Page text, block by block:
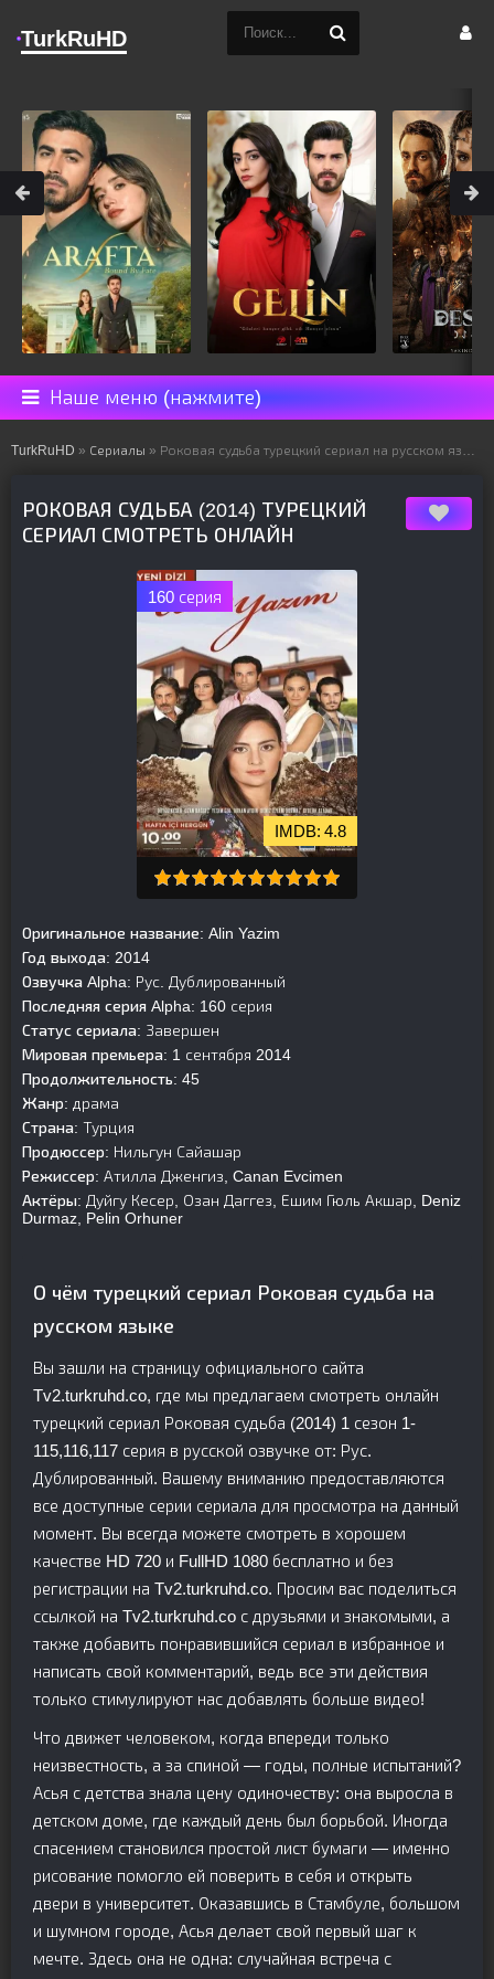
Наше меню (нажмите)
TurkRuHD » Сериалы » Роковая судьба турецкий сериал на русском языке все серии смотреть онлайн бесплатно подряд
РОКОВАЯ СУДЬБА (2014) ТУРЕЦКИЙ
СЕРИАЛ СМОТРЕТЬ ОНЛАЙН
160 серия
4.8
Оригинальное название: Alin Yazim
Год выхода: 2014
Озвучка Alpha: Рус. Дублированный
Последняя серия Alpha: 160 серия
Статус сериала: Завершен
Мировая премьера: 1 сентября 2014
Продолжительность: 45
Жанр: драма
Страна: Турция
Продюссер: Нильгун Сайашар
Режиссер: Атилла Дженгиз, Canan Evcimen
Актёры: Дуйгу Кесер, Озан Даггез, Ешим Гюль Акшар, Deniz
Durmaz, Pelin Orhuner
О чём турецкий сериал Роковая судьба на
русском языке
Вы зашли на страницу официального сайта
Tv2.turkruhd.co, где мы предлагаем смотреть онлайн
турецкий сериал Роковая судьба (2014) 1 сезон 1-
115,116,117 серия в русской озвучке от: Рус.
Дублированный. Вашему вниманию предоставляются
все доступные серии сериала для просмотра на данный
момент. Вы всегда можете смотреть в хорошем
качестве HD 720 и FullHD 1080 бесплатно и без
регистрации на Tv2.turkruhd.co. Просим вас поделиться
ссылкой на Tv2.turkruhd.co с друзьями и знакомыми, а
также добавить понравившийся сериал в избранное и
написать свой комментарий, ведь все эти действия
только стимулируют нас добавлять больше видео!
Что движет человеком, когда впереди только
неизвестность, а за спиной — годы, полные испытаний?
Асья с детства знала цену одиночеству: она выросла в
детском доме, где каждый день был борьбой. Иногда
спасением становился простой лист бумаги — именно
рисование помогло ей поверить в себя и открыть
двери в университет. Оказавшись в Стамбуле, большом
и шумном городе, Асья делает свой первый шаг к
мечте. Здесь она не одна: случайная встреча с
TurkRuHD